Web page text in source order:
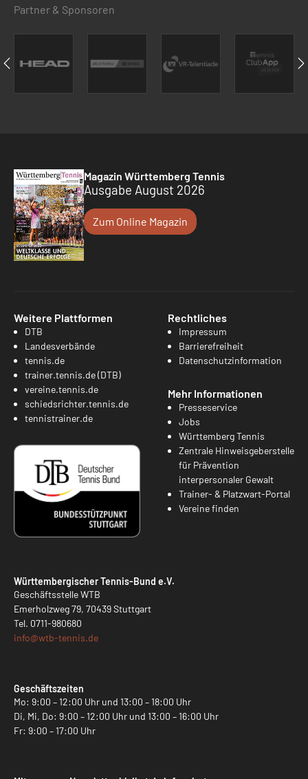
Partner & Sponsoren
Magazin Württemberg Tennis
Ausgabe August 2026
Zum Online Magazin
Weitere Plattformen
DTB
Landesverbände
tennis.de
trainer.tennis.de (DTB)
vereine.tennis.de
schiedsrichter.tennis.de
tennistrainer.de
Rechtliches
Impressum
Barrierefreiheit
Datenschutzinformation
Mehr Informationen
Presseservice
Jobs
Württemberg Tennis
Zentrale Hinweisgeberstelle
für Prävention
interpersonaler Gewalt
Trainer- & Platzwart-Portal
Vereine finden
Württembergischer Tennis-Bund e.V.
Geschäftsstelle WTB
Emerholzweg 79, 70439 Stuttgart
Tel. 0711-980680
info@wtb-tennis.de
Geschäftszeiten
Mo: 9:00 – 12:00 Uhr und 13:00 – 18:00 Uhr
Di, Mi, Do: 9:00 – 12:00 Uhr und 13:00 – 16:00 Uhr
Fr: 9:00 – 17:00 Uhr